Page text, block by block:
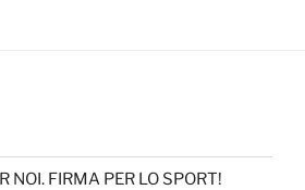
NOI. FIRMA PER LO SPORT!